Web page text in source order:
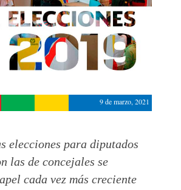
9 de marzo, 2021
elecciones para diputados
las de concejales se
cada vez más creciente